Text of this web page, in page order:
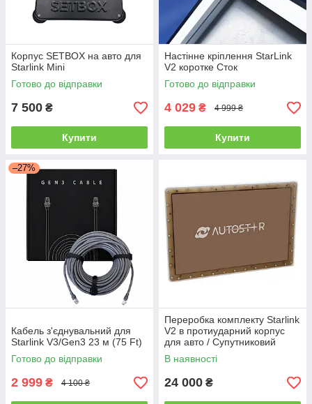
Корпус SETBOX на авто для
Starlink Mini
Готово до відправки
7 500 ₴
Купити
Настінне кріплення StarLink
V2 коротке Сток
Готово до відправки
4 029 ₴ 4 999 ₴
Купити
–27%
Кабель з'єднувальний для
Starlink V3/Gen3 23 м (75 Ft)
Готово до відправки
2 999 ₴ 4 100 ₴
Переробка комплекту Starlink
V2 в протиударний корпус
для авто / Супутниковий
інтернет Старлінк
В наявності
24 000 ₴